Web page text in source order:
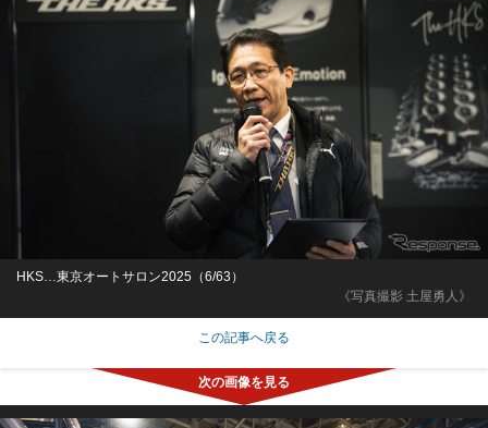
《写真撮影 土屋勇人》
HKS…東京オートサロン2025（6/63）
この記事へ戻る